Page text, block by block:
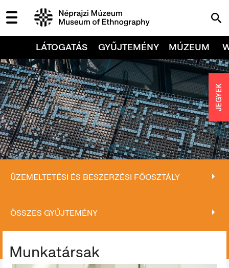
LÁTOGATÁS GYŰJTEMÉNY MÚZEUM
ÜZEMELTETÉSI ÉS BESZERZÉSI FŐOSZTÁLY
ÖSSZES GYŰJTEMÉNY
Munkatársak
JEGYEK